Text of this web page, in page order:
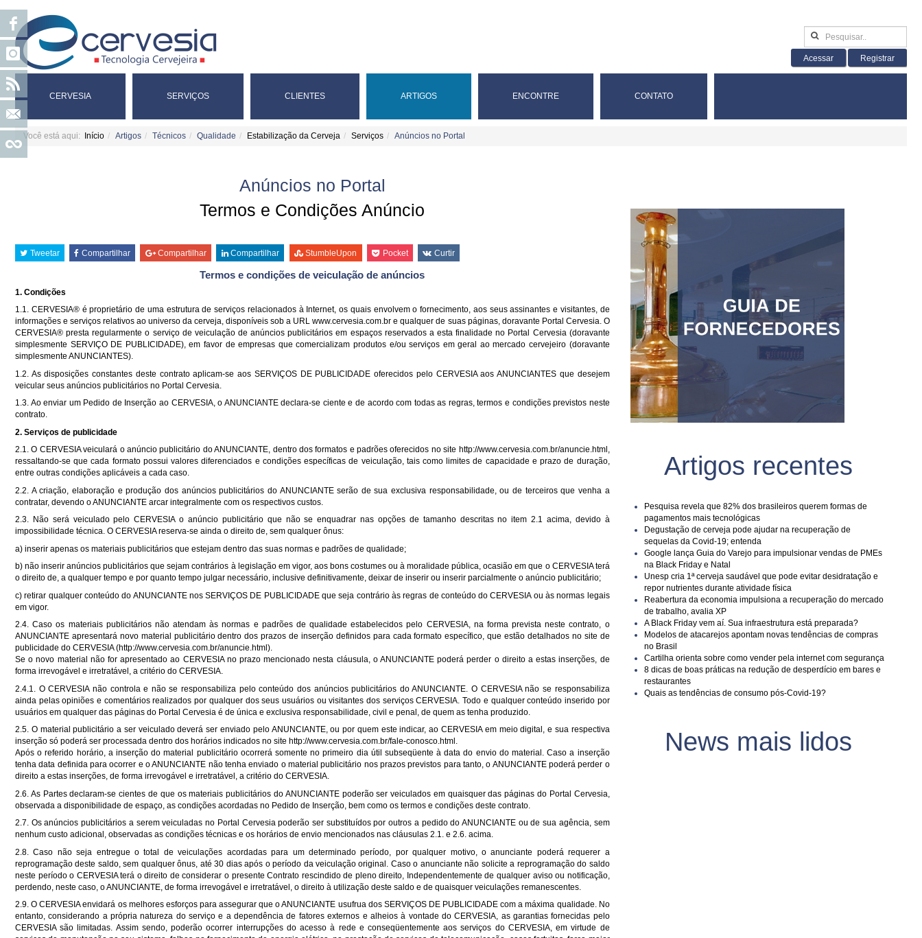
Acessar Registrar
CERVESIA SERVIÇOS CLIENTES ARTIGOS ENCONTRE CONTATO
Você está aqui: Início Artigos Técnicos Qualidade Estabilização da Cerveja Serviços Anúncios no Portal
Anúncios no Portal
Termos e Condições Anúncio
Tweetar Compartilhar Compartilhar Compartilhar StumbleUpon Pocket Curtir
Termos e condições de veiculação de anúncios
1. Condições
1.1. CERVESIA® é proprietário de uma estrutura de serviços relacionados à Internet, os quais envolvem o fornecimento, aos seus assinantes e visitantes, de
informações e serviços relativos ao universo da cerveja, disponíveis sob a URLwww.cervesia.com.br e qualquer de suas páginas, doravante Portal Cervesia. O
CERVESIA® presta regularmente o serviço de veiculação de anúncios publicitários em espaços reservados a esta finalidade no Portal Cervesia (doravante
simplesmente SERVIÇO DE PUBLICIDADE), em favor de empresas que comercializam produtos e/ou serviços em geral ao mercado cervejeiro (doravante
simplesmente ANUNCIANTES).
1.2. As disposições constantes deste contrato aplicam-se aos SERVIÇOS DE PUBLICIDADE oferecidos pelo CERVESIA aos ANUNCIANTES que desejem
veicular seus anúncios publicitários no Portal Cervesia.
1.3. Ao enviar um Pedido de Inserção ao CERVESIA, o ANUNCIANTE declara-se ciente e de acordo com todas as regras, termos e condições previstos neste
contrato.
2. Serviços de publicidade
2.1. O CERVESIA veiculará o anúncio publicitário do ANUNCIANTE, dentro dos formatos e padrões oferecidos no site http://www.cervesia.com.br/anuncie.html ,
ressaltando-se que cada formato possui valores diferenciados e condições específicas de veiculação, tais como limites de capacidade e prazo de duração,
entre outras condições aplicáveis a cada caso.
2.2. A criação, elaboração e produção dos anúncios publicitários do ANUNCIANTE serão de sua exclusiva responsabilidade, ou de terceiros que venha a
contratar, devendo o ANUNCIANTE arcar integralmente com os respectivos custos.
2.3. Não será veiculado pelo CERVESIA o anúncio publicitário que não se enquadrar nas opções de tamanho descritas no item 2.1 acima, devido à
impossibilidade técnica. O CERVESIA reserva-se ainda o direito de, sem qualquer ônus:
a) inserir apenas os materiais publicitários que estejam dentro das suas normas e padrões de qualidade;
b) não inserir anúncios publicitários que sejam contrários à legislação em vigor, aos bons costumes ou à moralidade pública, ocasião em que o CERVESIA terá
o direito de, a qualquer tempo e por quanto tempo julgar necessário, inclusive definitivamente, deixar de inserir ou inserir parcialmente o anúncio publicitário;
c) retirar qualquer conteúdo do ANUNCIANTE nos SERVIÇOS DE PUBLICIDADE que seja contrário às regras de conteúdo do CERVESIA ou às normas legais
em vigor.
2.4. Caso os materiais publicitários não atendam às normas e padrões de qualidade estabelecidos pelo CERVESIA, na forma prevista neste contrato, o
ANUNCIANTE apresentará novo material publicitário dentro dos prazos de inserção definidos para cada formato específico, que estão detalhados no site de
publicidade do CERVESIA (http://www.cervesia.com.br/anuncie.html ).
Se o novo material não for apresentado ao CERVESIA no prazo mencionado nesta cláusula, o ANUNCIANTE poderá perder o direito a estas inserções, de
forma irrevogável e irretratável, a critério do CERVESIA.
2.4.1. O CERVESIA não controla e não se responsabiliza pelo conteúdo dos anúncios publicitários do ANUNCIANTE. O CERVESIA não se responsabiliza
ainda pelas opiniões e comentários realizados por qualquer dos seus usuários ou visitantes dos serviços CERVESIA. Todo e qualquer conteúdo inserido por
usuários em qualquer das páginas do Portal Cervesia é de única e exclusiva responsabilidade, civil e penal, de quem as tenha produzido.
2.5. O material publicitário a ser veiculado deverá ser enviado pelo ANUNCIANTE, ou por quem este indicar, ao CERVESIA em meio digital, e sua respectiva
inserção só poderá ser processada dentro dos horários indicados no site http://www.cervesia.com.br/fale-conosco.html .
Após o referido horário, a inserção do material publicitário ocorrerá somente no primeiro dia útil subseqüente à data do envio do material. Caso a inserção
tenha data definida para ocorrer e o ANUNCIANTE não tenha enviado o material publicitário nos prazos previstos para tanto, o ANUNCIANTE poderá perder o
direito a estas inserções, de forma irrevogável e irretratável, a critério do CERVESIA.
2.6. As Partes declaram-se cientes de que os materiais publicitários do ANUNCIANTE poderão ser veiculados em quaisquer das páginas do Portal Cervesia,
observada a disponibilidade de espaço, as condições acordadas no Pedido de Inserção, bem como os termos e condições deste contrato.
2.7. Os anúncios publicitários a serem veiculadas no Portal Cervesia poderão ser substituídos por outros a pedido do ANUNCIANTE ou de sua agência, sem
nenhum custo adicional, observadas as condições técnicas e os horários de envio mencionados nas cláusulas 2.1. e 2.6. acima.
2.8. Caso não seja entregue o total de veiculações acordadas para um determinado período, por qualquer motivo, o anunciante poderá requerer a
reprogramação deste saldo, sem qualquer ônus, até 30 dias após o período da veiculação original. Caso o anunciante não solicite a reprogramação do saldo
neste período o CERVESIA terá o direito de considerar o presente Contrato rescindido de pleno direito, Independentemente de qualquer aviso ou notificação,
perdendo, neste caso, o ANUNCIANTE, de forma irrevogável e irretratável, o direito à utilização deste saldo e de quaisquer veiculações remanescentes.
2.9. O CERVESIA envidará os melhores esforços para assegurar que o ANUNCIANTE usufrua dos SERVIÇOS DE PUBLICIDADE com a máxima qualidade. No
entanto, considerando a própria natureza do serviço e a dependência de fatores externos e alheios à vontade do CERVESIA, as garantias fornecidas pelo
CERVESIA são limitadas. Assim sendo, poderão ocorrer interrupções do acesso à rede e conseqüentemente aos serviços do CERVESIA, em virtude de
Artigos recentes
Pesquisa revela que 82% dos brasileiros querem formas de
pagamentos mais tecnológicas
Degustação de cerveja pode ajudar na recuperação de
sequelas da Covid-19; entenda
Google lança Guia do Varejo para impulsionar vendas de PMEs
na Black Friday e Natal
Unesp cria 1ª cerveja saudável que pode evitar desidratação e
repor nutrientes durante atividade física
Reabertura da economia impulsiona a recuperação do mercado
de trabalho, avalia XP
A Black Friday vem aí. Sua infraestrutura está preparada?
Modelos de atacarejos apontam novas tendências de compras
no Brasil
Cartilha orienta sobre como vender pela internet com segurança
8 dicas de boas práticas na redução de desperdício em bares e
restaurantes
Quais as tendências de consumo pós-Covid-19?
News mais lidos